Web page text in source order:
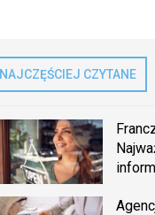
NAJCZĘŚCIEJ CZYTANE